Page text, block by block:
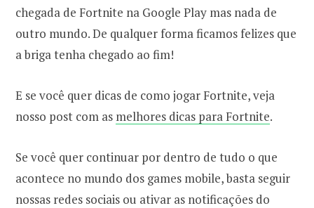
chegada de Fortnite na Google Play mas nada de
outro mundo. De qualquer forma ficamos felizes que
a briga tenha chegado ao fim!
E se você quer dicas de como jogar Fortnite, veja
nosso post com as melhores dicas para Fortnite.
Se você quer continuar por dentro de tudo o que
acontece no mundo dos games mobile, basta seguir
nossas redes sociais ou ativar as notificações do